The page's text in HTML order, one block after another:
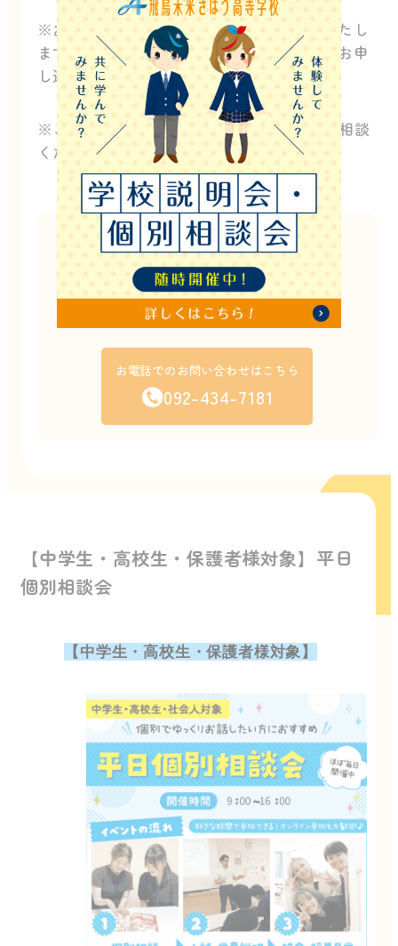
※お申し込みは上記のボタンよりお願いいたし
ます。（「イベント終了」となっていてもお申
し込み可能です）
※ご不明な点があればお電話・LINE等でご相談
ください
このイベントは終了しました。
他にもたくさんのイベントを開催しています。
お電話でのご案内も可能ですので
お気軽にお問い合わせください！
お電話でのお問い合わせはこちら
092-434-7181
【中学生・高校生・保護者様対象】平日
個別相談会
【中学生・高校生・保護者様対象】